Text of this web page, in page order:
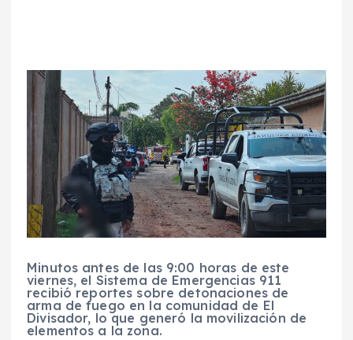
Minutos antes de las 9:00 horas de este
viernes, el Sistema de Emergencias 911
recibió reportes sobre detonaciones de
arma de fuego en la comunidad de El
Divisador, lo que generó la movilización de
elementos a la zona.